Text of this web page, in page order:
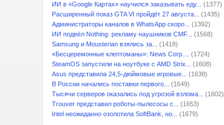
ИИ в «Google Картах» научился заказывать еду...
(1377)
Расширенный показ GTA VI пройдёт 27 августа...
(1435)
Администраторы каналов в WhatsApp скоро...
(1392)
ИИ подвёл Nothing: рекламу наушников CMF...
(1568)
Samsung и Mousterian взялись за...
(1418)
«Бесцеремонные клептоманы»: News Corp....
(1724)
SteamOS запустили на ноутбуке с AMD Strix...
(1608)
Asus представила 24,5-дюймовые игровые...
(1638)
В России начались поставки первого...
(1649)
Тысячи серверов оказались под угрозой взлома...
(1602)
Trouver представил роботы-пылесосы с...
(1653)
Intel неожиданно озолотила SoftBank, но...
(1679)